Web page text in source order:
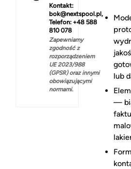
Kontakt:
bok@nextspool.pl,
Telefon: +48 588
810 078
Zapewniamy
zgodność z
rozporządzeniem
UE 2023/988
(GPSR) oraz innymi
obowiązującymi
normami.
lub
—